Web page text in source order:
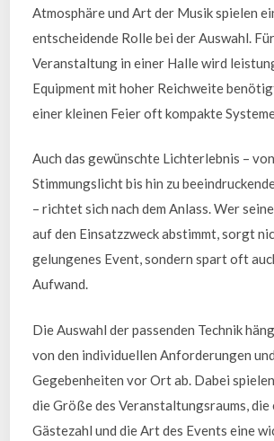
Atmosphäre und Art der Musik spielen
entscheidende Rolle bei der Auswahl.
Veranstaltung in einer Halle wird
Equipment mit hoher Reichweite
einer kleinen Feier oft kompakte
Auch das gewünschte Lichterlebnis –
Stimmungslicht bis hin zu
– richtet sich nach dem Anlass. Wer
auf den Einsatzzweck abstimmt, sorgt
gelungenes Event, sondern spart oft
Aufwand.
Die Auswahl der passenden Technik
von den individuellen Anforderungen und
Gegebenheiten vor Ort ab. Dabei
die Größe des Veranstaltungsraums,
Gästezahl und die Art des Events eine